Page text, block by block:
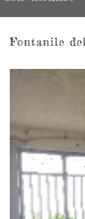
Fontanile